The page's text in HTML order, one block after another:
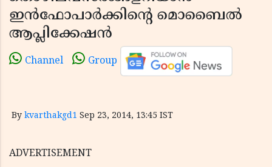
ഇന്‍ഫോപാര്‍ക്കിന്റെ മൊബൈല്‍
ആപ്ലിക്കേഷന്‍
Channel Group
By kvarthakgd1 Sep 23, 2014, 13:45 IST
ADVERTISEMENT